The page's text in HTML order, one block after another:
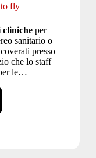
to fly
cliniche per
sanitario o
presso
che lo staff
le…